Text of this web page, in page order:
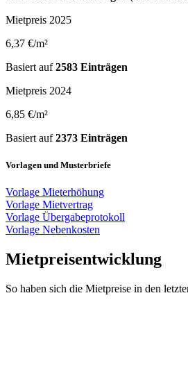
Mietpreis 2025
6,37 €/m²
Basiert auf2583 Einträgen
Mietpreis 2024
6,85 €/m²
Basiert auf2373 Einträgen
Vorlagen und Musterbriefe
Vorlage Mieterhöhung
Vorlage Mietvertrag
Vorlage Übergabeprotokoll
Vorlage Nebenkosten
Mietpreisentwicklung
So haben sich die Mietpreise in den